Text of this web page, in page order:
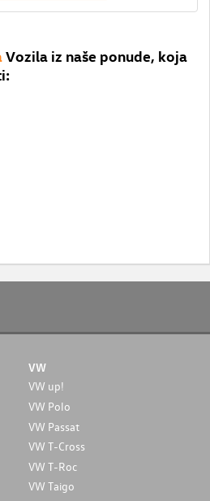
Vozila iz naše ponude, koja
VW
VW up!
VW Polo
VW Passat
VW T-Cross
VW T-Roc
VW Taigo